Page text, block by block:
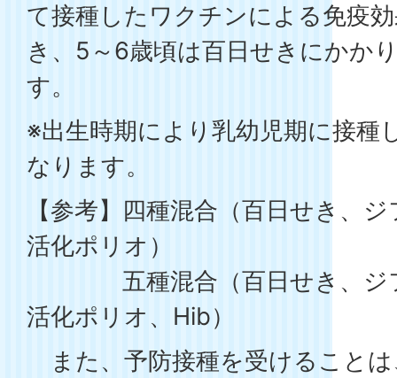
て接種したワクチンによる免疫
き、5～6歳頃は百日せきにかか
す。
※出生時期により乳幼児期に接種
なります。
【参考】四種混合（百日せき、
活化ポリオ）
五種混合（百日せき、ジフ
活化ポリオ、Hib）
また、予防接種を受けること